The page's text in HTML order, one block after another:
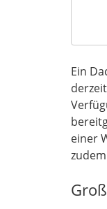
Ein
einer